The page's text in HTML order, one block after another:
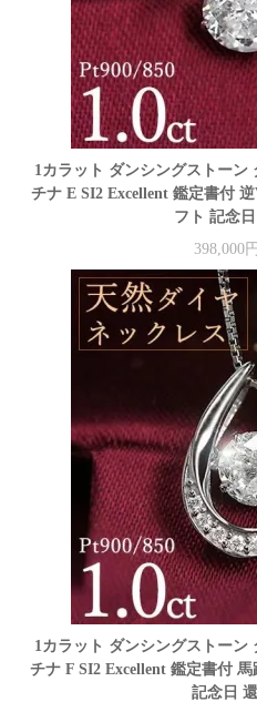
1カラット ダンシングストーン
チナ E SI2 Excellent 鑑定書付
フト 記念
398,000
1カラット ダンシングストーン
チナ F SI2 Excellent 鑑定書付
記念日